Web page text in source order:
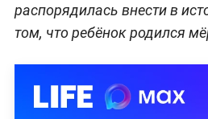
распорядилась внести в
том, что ребёнок родился